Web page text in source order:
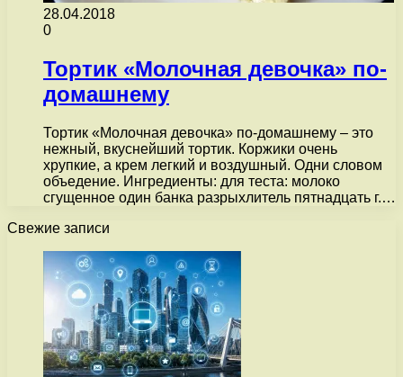
28.04.2018
0
Тортик «Молочная девочка» по-
домашнему
Тортик «Молочная девочка» по-домашнему – это
нежный, вкуснейший тортик. Коржики очень
хрупкие, а крем легкий и воздушный. Одни словом
объедение. Ингредиенты: для теста: молоко
сгущенное один банка разрыхлитель пятнадцать г.…
Свежие записи